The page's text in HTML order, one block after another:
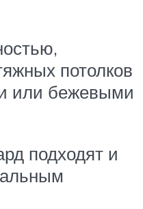
потолков
или бежевыми
подходят и